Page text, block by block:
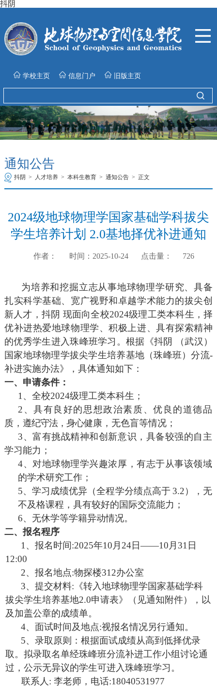
抖阴
学校主页 信息门户 旧版主页
通知公告
抖阴 > 人才培养 > 本科生教育 > 通知公告 > 正文
2024级地球物理学国家基础学科拔尖
学生培养计划 2.0基地择优补进通知
作者： 时间：2025-10-24 点击量： 726
为培养和挖掘立志从事地球物理学研究、具备
扎实科学基础、宽广视野和卓越学术能力的拔尖创
新人才，抖阴 现面向全校2024级理工类本科生，择
优补进热爱地球物理学、积极上进、具有探索精神
的优秀学生进入珠峰班学习 。根据《抖阴 （武汉）
国家地球物理学拔尖学生培养基地（珠峰班）分流-
补进实施办法》，具体通知如下：
一、 申请条件：
1、 全校2024级理工类本科生；
2 、具有良好的思想政治素质、优良的道德品
质， 遵纪守法，身心健康，无色盲等情况；
3、富有挑战精神和创新意识，具备较强的自主
学习能力；
4、对地球物理学兴趣浓厚，有志于从事该领域
的学术研究工作；
5、学习成绩优异（全程学分绩点高于 3.2），无
不及格课程，具有较好的国际交流能力；
6、无休学等学籍异动情况。
二、报名程序
1、报名时间:2025年10月 24日——10月 31 日
12:00
2、报名地点:物探楼312办公室
3、提交材料: 《转入地球物理学国家基础学科
拔尖学生培养基地2.0申请表》（见通知附件），以
及加盖公章的成绩单。
4、面试时间及地点:视报名情况另行通知。
5、录取原则：根据面试成绩从高到低择优录
取。拟录取名单经珠峰班分流补进工作小组讨论通
过，公示无异议的学生可进入珠峰班学习。
联系人: 李老师，电话:18040531977